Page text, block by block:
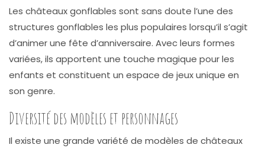
Les châteaux gonflables sont sans doute l’une des
structures gonflables les plus populaires lorsqu’il s’agit
d’animer une fête d’anniversaire. Avec leurs formes
variées, ils apportent une touche magique pour les
enfants et constituent un espace de jeux unique en
son genre.
Diversité des modèles et personnages
Il existe une grande variété de modèles de châteaux